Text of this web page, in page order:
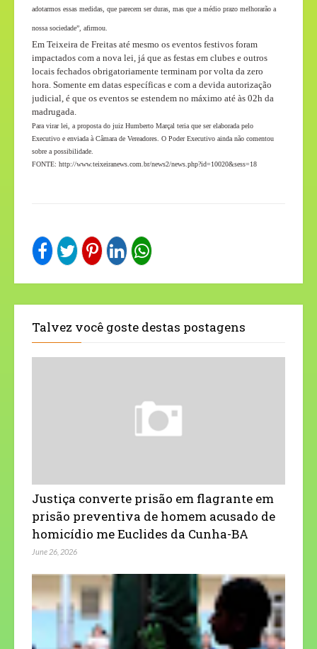
adotarmos essas medidas, que parecem ser duras, mas que a médio prazo melhorarão a
nossa sociedade”, afirmou.
Em Teixeira de Freitas até mesmo os eventos festivos foram
impactados com a nova lei, já que as festas em clubes e outros
locais fechados obrigatoriamente terminam por volta da zero
hora. Somente em datas específicas e com a devida autorização
judicial, é que os eventos se estendem no máximo até às 02h da
madrugada.
Para virar lei, a proposta do juiz Humberto Marçal teria que ser elaborada pelo
Executivo e enviada à Câmara de Vereadores. O Poder Executivo ainda não comentou
sobre a possibilidade.
FONTE: http://www.teixeiranews.com.br/news2/news.php?id=10020&sess=18
Talvez você goste destas postagens
Justiça converte prisão em flagrante em
prisão preventiva de homem acusado de
homicídio me Euclides da Cunha-BA
June 26, 2026